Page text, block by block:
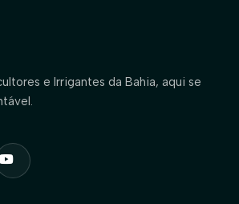
e Irrigantes da Bahia, aqui se